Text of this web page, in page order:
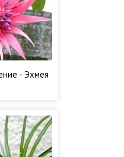
- Эхмея